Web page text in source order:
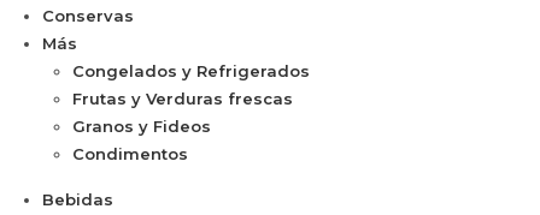
Conservas
Más
Congelados y Refrigerados
Frutas y Verduras frescas
Granos y Fideos
Condimentos
Bebidas